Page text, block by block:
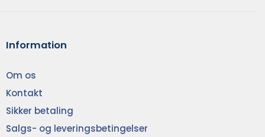
Information
Om os
Kontakt
Sikker betaling
Salgs- og leveringsbetingelser